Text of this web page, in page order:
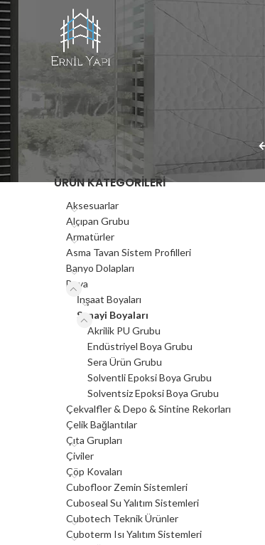
ÜRÜN KATEGORILERI
Aksesuarlar
Alçıpan Grubu
Armatürler
Asma Tavan Sistem Profilleri
Banyo Dolapları
Boya
İnşaat Boyaları
Sanayi Boyaları
Akrilik PU Grubu
Endüstriyel Boya Grubu
Sera Ürün Grubu
Solventli Epoksi Boya Grubu
Solventsiz Epoksi Boya Grubu
Çekvalfler & Depo & Sintine Rekorları
Çelik Bağlantılar
Çıta Grupları
Çiviler
Çöp Kovaları
Cubofloor Zemin Sistemleri
Cuboseal Su Yalıtım Sistemleri
Cubotech Teknik Ürünler
Cuboterm Isı Yalıtım Sistemleri